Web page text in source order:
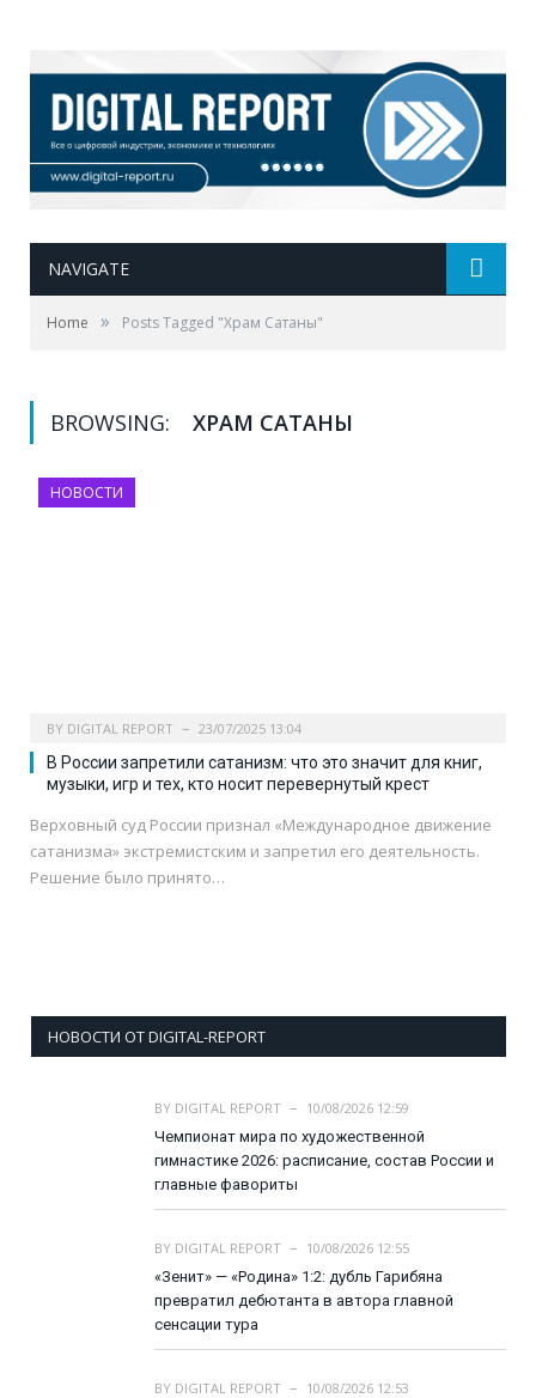
NAVIGATE
Home » Posts Tagged "Храм Сатаны"
BROWSING: ХРАМ САТАНЫ
НОВОСТИ
BY DIGITAL REPORT 23/07/2025 13:04
В России запретили сатанизм: что это значит для книг,
музыки, игр и тех, кто носит перевернутый крест
Верховный суд России признал «Международное движение
сатанизма» экстремистским и запретил его деятельность.
Решение было принято…
НОВОСТИ ОТ DIGITAL-REPORT
BY DIGITAL REPORT
10/08/2026 12:59
Чемпионат мира по художественной
гимнастике 2026: расписание, состав России и
главные фавориты
BY DIGITAL REPORT
10/08/2026 12:55
«Зенит» — «Родина» 1:2: дубль Гарибяна
превратил дебютанта в автора главной
сенсации тура
BY DIGITAL REPORT
10/08/2026 12:53